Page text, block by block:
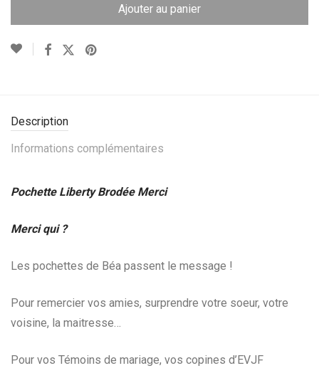
Ajouter au panier
Description
Informations complémentaires
Pochette Liberty Brodée Merci
Merci qui ?
Les pochettes de Béa passent le message !
Pour remercier vos amies, surprendre votre soeur, votre
voisine, la maitresse…
Pour vos Témoins de mariage, vos copines d’EVJF